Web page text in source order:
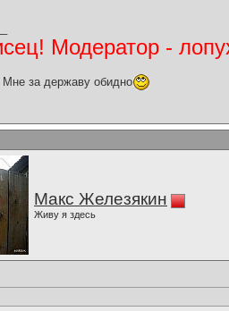
Модератор -
Мне за державу обидно
Макс Железякин
Живу я здесь